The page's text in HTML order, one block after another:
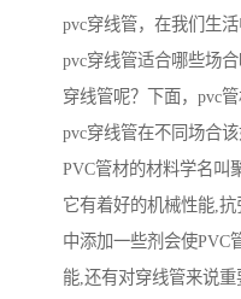
pvc穿线管，在我们生
pvc穿线管适合哪些场
穿线管呢？下面，pvc
pvc穿线管在不同场合
PVC管材的材料学名叫
它有着好的机械性能,
中添加一些剂会使PVC
能,还有对穿线管来说